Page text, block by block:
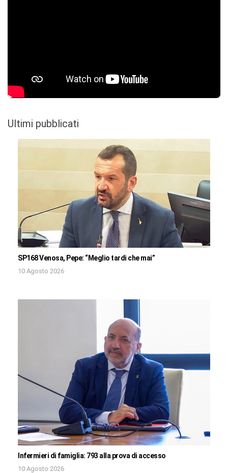
Ultimi pubblicati
SP168 Venosa, Pepe: “Meglio tardi che mai”
10 Agosto 2026
Infermieri di famiglia: 793 alla prova di accesso
10 Agosto 2026